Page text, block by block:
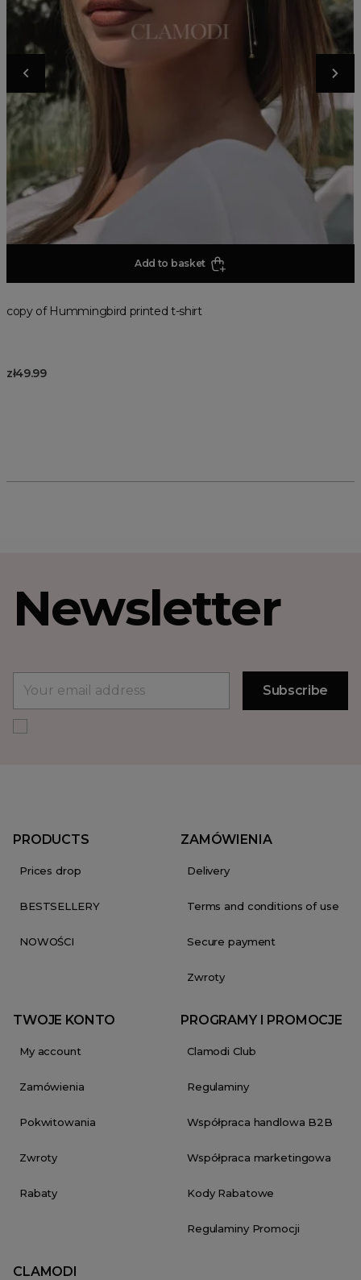
Add to basket
copy of Hummingbird printed t-shirt
zł49.99
Newsletter
PRODUCTS
Prices drop
BESTSELLERY
NOWOŚCI
ZAMÓWIENIA
Delivery
Terms and conditions of use
Secure payment
Zwroty
TWOJE KONTO
My account
Zamówienia
Pokwitowania
Zwroty
Rabaty
PROGRAMY I PROMOCJE
Clamodi Club
Regulaminy
Współpraca handlowa B2B
Współpraca marketingowa
Kody Rabatowe
Regulaminy Promocji
CLAMODI